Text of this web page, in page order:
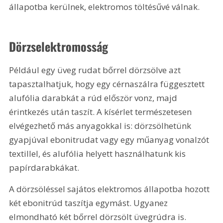
állapotba kerülnek, elektromos töltésűvé válnak.
Dörzselektromosság
Például egy üveg rudat bőrrel dörzsölve azt
tapasztalhatjuk, hogy egy cérnaszálra függesztett
alufólia darabkát a rúd először vonz, majd
érintkezés után taszít. A kísérlet természetesen
elvégezhető más anyagokkal is: dörzsölhetünk
gyapjúval ebonitrudat vagy egy műanyag vonalzót
textillel, és alufólia helyett használhatunk kis
papírdarabkákat.
A dörzsöléssel sajátos elektromos állapotba hozott
két ebonitrúd taszítja egymást. Ugyanez
elmondható két bőrrel dörzsölt üvegrúdra is.